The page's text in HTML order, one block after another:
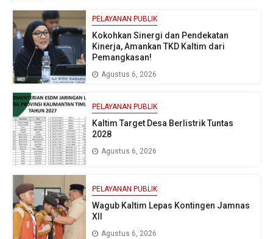
PELAYANAN PUBLIK
Kokohkan Sinergi dan Pendekatan
Kinerja, Amankan TKD Kaltim dari
Pemangkasan!
Agustus 6, 2026
PELAYANAN PUBLIK
Kaltim Target Desa Berlistrik Tuntas
2028
Agustus 6, 2026
PELAYANAN PUBLIK
Wagub Kaltim Lepas Kontingen Jamnas
XII
Agustus 6, 2026